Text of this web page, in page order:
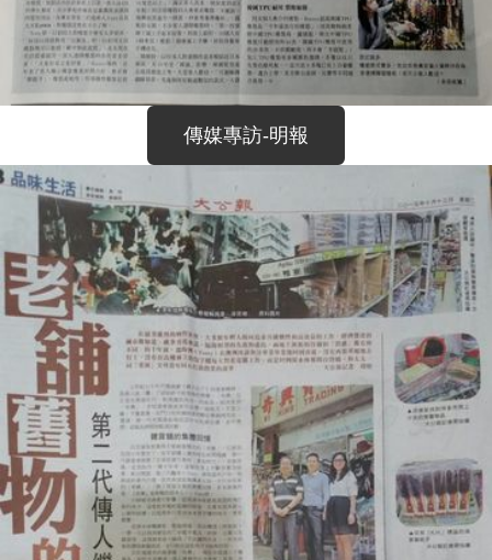
傳媒專訪-明報